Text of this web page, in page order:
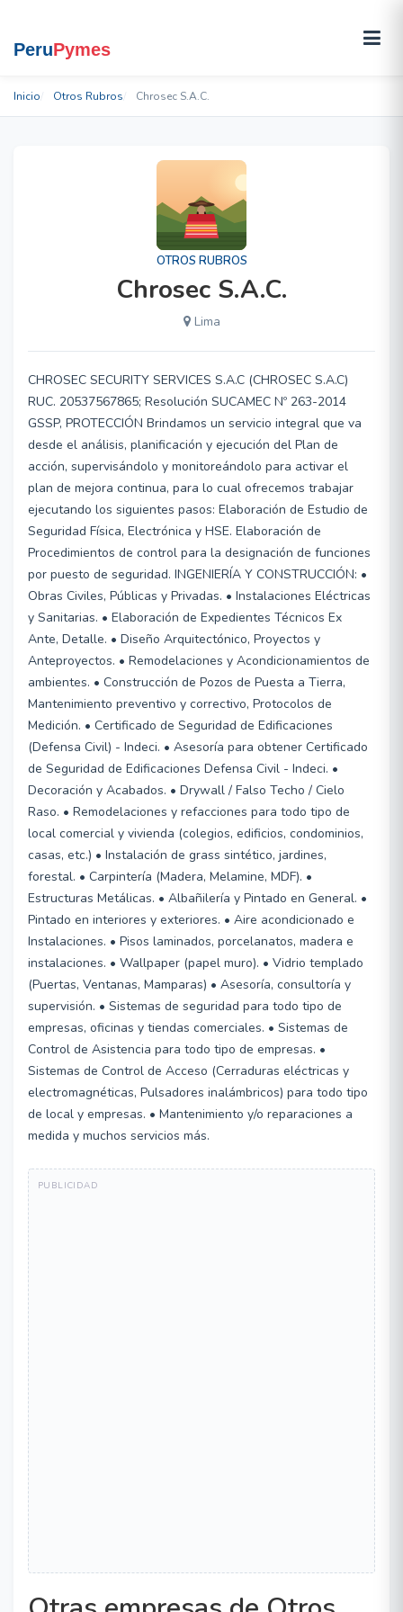
Inicio Otros Rubros Chrosec S.A.C.
OTROS RUBROS
Chrosec S.A.C.
Lima
CHROSEC SECURITY SERVICES S.A.C (CHROSEC S.A.C)
RUC. 20537567865; Resolución SUCAMEC Nº 263-2014
GSSP, PROTECCIÓN Brindamos un servicio integral que va
desde el análisis, planificación y ejecución del Plan de
acción, supervisándolo y monitoreándolo para activar el
plan de mejora continua, para lo cual ofrecemos trabajar
ejecutando los siguientes pasos: Elaboración de Estudio de
Seguridad Física, Electrónica y HSE. Elaboración de
Procedimientos de control para la designación de funciones
por puesto de seguridad. INGENIERÍA Y CONSTRUCCIÓN: •
Obras Civiles, Públicas y Privadas. • Instalaciones Eléctricas
y Sanitarias. • Elaboración de Expedientes Técnicos Ex
Ante, Detalle. • Diseño Arquitectónico, Proyectos y
Anteproyectos. • Remodelaciones y Acondicionamientos de
ambientes. • Construcción de Pozos de Puesta a Tierra,
Mantenimiento preventivo y correctivo, Protocolos de
Medición. • Certificado de Seguridad de Edificaciones
(Defensa Civil) - Indeci. • Asesoría para obtener Certificado
de Seguridad de Edificaciones Defensa Civil - Indeci. •
Decoración y Acabados. • Drywall / Falso Techo / Cielo
Raso. • Remodelaciones y refacciones para todo tipo de
local comercial y vivienda (colegios, edificios, condominios,
casas, etc.) • Instalación de grass sintético, jardines,
forestal. • Carpintería (Madera, Melamine, MDF). •
Estructuras Metálicas. • Albañilería y Pintado en General. •
Pintado en interiores y exteriores. • Aire acondicionado e
Instalaciones. • Pisos laminados, porcelanatos, madera e
instalaciones. • Wallpaper (papel muro). • Vidrio templado
(Puertas, Ventanas, Mamparas) • Asesoría, consultoría y
supervisión. • Sistemas de seguridad para todo tipo de
empresas, oficinas y tiendas comerciales. • Sistemas de
Control de Asistencia para todo tipo de empresas. •
Sistemas de Control de Acceso (Cerraduras eléctricas y
electromagnéticas, Pulsadores inalámbricos) para todo tipo
de local y empresas. • Mantenimiento y/o reparaciones a
medida y muchos servicios más.